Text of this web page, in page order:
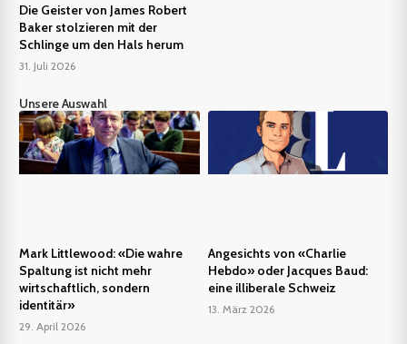
Die Geister von James Robert
Baker stolzieren mit der
Schlinge um den Hals herum
31. Juli 2026
Unsere Auswahl
Mark Littlewood: «Die wahre
Spaltung ist nicht mehr
wirtschaftlich, sondern
identitär»
29. April 2026
Angesichts von «Charlie
Hebdo» oder Jacques Baud:
eine illiberale Schweiz
13. März 2026